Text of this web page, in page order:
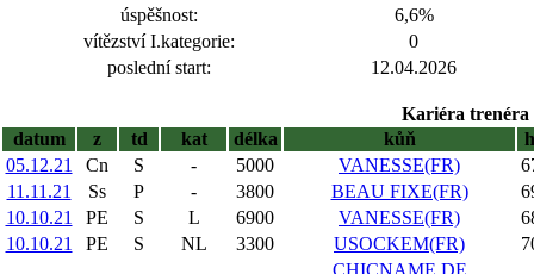
úspěšnost:
6,6%
vítězství I.kategorie:
0
poslední start:
12.04.2026
Kariéra trenéra
datum
z td kat délka kůň
05.12.21
Cn S - 5000 VANESSE(FR)
11.11.21
Ss P - 3800 BEAU FIXE(FR)
10.10.21
PE S L 6900 VANESSE(FR)
10.10.21
PE S NL 3300 USOCKEM(FR)
CHICNAME DE